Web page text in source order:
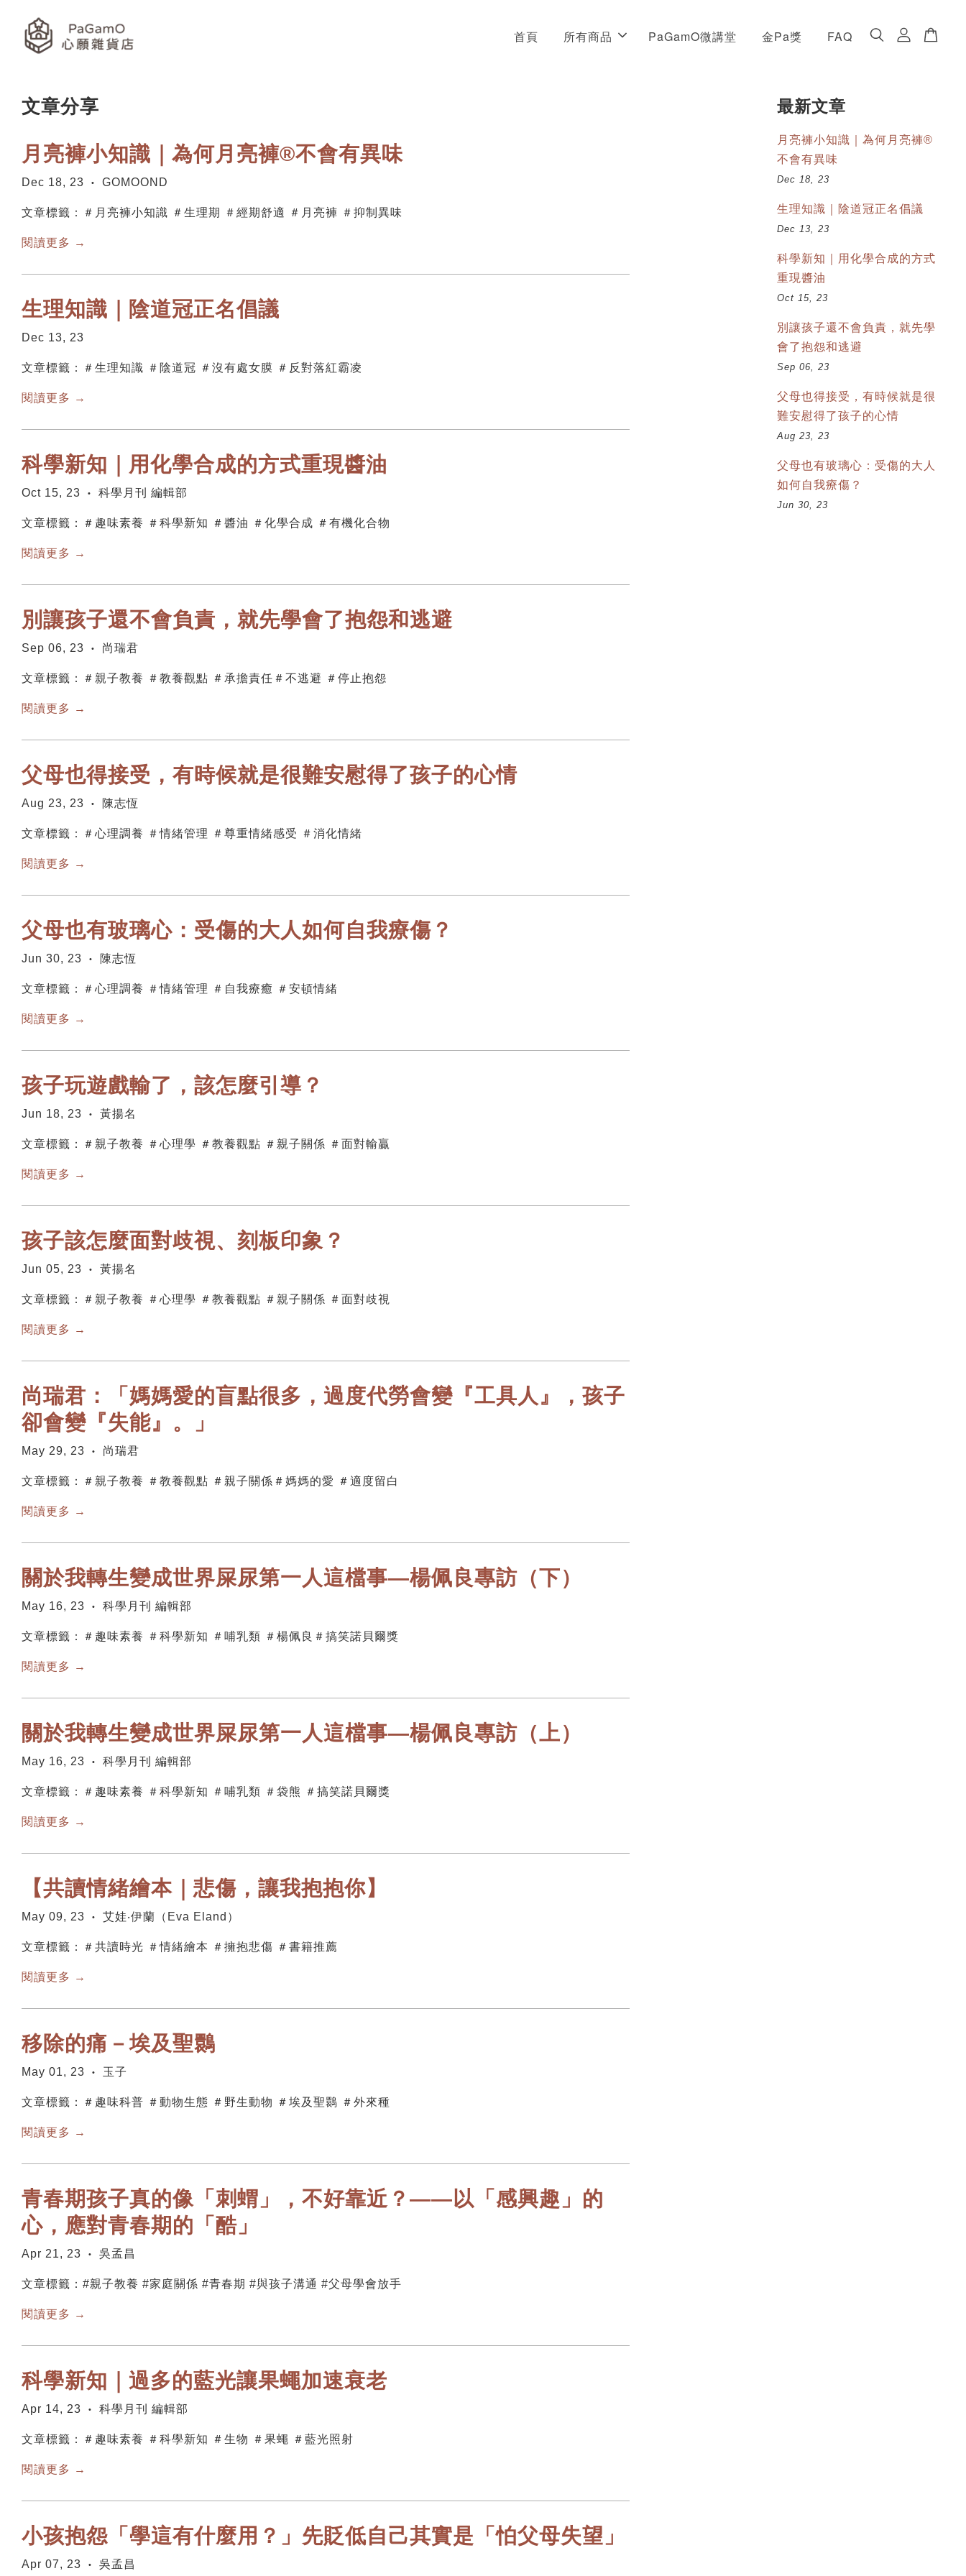
首頁 所有商品 PaGamO微講堂 金Pa獎 FAQ
文章分享
月亮褲小知識｜為何月亮褲®不會有異味
Dec 18, 23 • GOMOOND
文章標籤：＃月亮褲小知識 ＃生理期 ＃經期舒適 ＃月亮褲 ＃抑制異味
閱讀更多 →
生理知識｜陰道冠正名倡議
Dec 13, 23
文章標籤：＃生理知識 ＃陰道冠 ＃沒有處女膜 ＃反對落紅霸凌
閱讀更多 →
科學新知｜用化學合成的方式重現醬油
Oct 15, 23 • 科學月刊 編輯部
文章標籤：＃趣味素養 ＃科學新知 ＃醬油 ＃化學合成 ＃有機化合物
閱讀更多 →
別讓孩子還不會負責，就先學會了抱怨和逃避
Sep 06, 23 • 尚瑞君
文章標籤：＃親子教養 ＃教養觀點 ＃承擔責任＃不逃避 ＃停止抱怨
閱讀更多 →
父母也得接受，有時候就是很難安慰得了孩子的心情
Aug 23, 23 • 陳志恆
文章標籤：＃心理調養 ＃情緒管理 ＃尊重情緒感受 ＃消化情緒
閱讀更多 →
父母也有玻璃心：受傷的大人如何自我療傷？
Jun 30, 23 • 陳志恆
文章標籤：＃心理調養 ＃情緒管理 ＃自我療癒 ＃安頓情緒
閱讀更多 →
孩子玩遊戲輸了，該怎麼引導？
Jun 18, 23 • 黃揚名
文章標籤：＃親子教養 ＃心理學 ＃教養觀點 ＃親子關係 ＃面對輸贏
閱讀更多 →
孩子該怎麼面對歧視、刻板印象？
Jun 05, 23 • 黃揚名
文章標籤：＃親子教養 ＃心理學 ＃教養觀點 ＃親子關係 ＃面對歧視
閱讀更多 →
尚瑞君：「媽媽愛的盲點很多，過度代勞會變『工具人』，孩子
卻會變『失能』。」
May 29, 23 • 尚瑞君
文章標籤：＃親子教養 ＃教養觀點 ＃親子關係＃媽媽的愛 ＃適度留白
閱讀更多 →
關於我轉生變成世界屎尿第一人這檔事—楊佩良專訪（下）
May 16, 23 • 科學月刊 編輯部
文章標籤：＃趣味素養 ＃科學新知 ＃哺乳類 ＃楊佩良＃搞笑諾貝爾獎
閱讀更多 →
關於我轉生變成世界屎尿第一人這檔事—楊佩良專訪（上）
May 16, 23 • 科學月刊 編輯部
文章標籤：＃趣味素養 ＃科學新知 ＃哺乳類 ＃袋熊 ＃搞笑諾貝爾獎
閱讀更多 →
【共讀情緒繪本｜悲傷，讓我抱抱你】
May 09, 23 • 艾娃‧伊蘭（Eva Eland）
文章標籤：＃共讀時光 ＃情緒繪本 ＃擁抱悲傷 ＃書籍推薦
閱讀更多 →
移除的痛－埃及聖䴉
May 01, 23 • 玉子
文章標籤：＃趣味科普 ＃動物生態 ＃野生動物 ＃埃及聖䴉 ＃外來種
閱讀更多 →
青春期孩子真的像「刺蝟」，不好靠近？——以「感興趣」的
心，應對青春期的「酷」
Apr 21, 23 • 吳孟昌
文章標籤：#親子教養 #家庭關係 #青春期 #與孩子溝通 #父母學會放手
閱讀更多 →
科學新知｜過多的藍光讓果蠅加速衰老
Apr 14, 23 • 科學月刊 編輯部
文章標籤：＃趣味素養 ＃科學新知 ＃生物 ＃果蠅 ＃藍光照射
閱讀更多 →
小孩抱怨「學這有什麼用？」先貶低自己其實是「怕父母失望」
Apr 07, 23 • 吳孟昌
最新文章
月亮褲小知識｜為何月亮褲®
不會有異味
Dec 18, 23
生理知識｜陰道冠正名倡議
Dec 13, 23
科學新知｜用化學合成的方式
重現醬油
Oct 15, 23
別讓孩子還不會負責，就先學
會了抱怨和逃避
Sep 06, 23
父母也得接受，有時候就是很
難安慰得了孩子的心情
Aug 23, 23
父母也有玻璃心：受傷的大人
如何自我療傷？
Jun 30, 23